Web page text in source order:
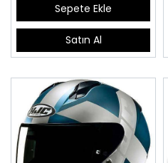
Sepete Ekle
Satın Al